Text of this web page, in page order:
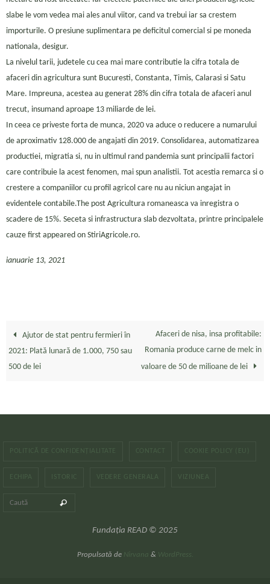
slabe le vom vedea mai ales anul viitor, cand va trebui iar sa crestem
importurile. O presiune suplimentara pe deficitul comercial si pe moneda
nationala, desigur.
La nivelul tarii, judetele cu cea mai mare contributie la cifra totala de
afaceri din agricultura sunt Bucuresti, Constanta, Timis, Calarasi si Satu
Mare. Impreuna, acestea au generat 28% din cifra totala de afaceri anul
trecut, insumand aproape 13 miliarde de lei.
In ceea ce priveste forta de munca, 2020 va aduce o reducere a numarului
de aproximativ 128.000 de angajati din 2019. Consolidarea, automatizarea
productiei, migratia si, nu in ultimul rand pandemia sunt principalii factori
care contribuie la acest fenomen, mai spun analistii. Tot acestia remarca si o
crestere a companiilor cu profil agricol care nu au niciun angajat in
evidentele contabile.The post Agricultura romaneasca va inregistra o
scadere de 15%. Seceta si infrastructura slab dezvoltata, printre principalele
cauze first appeared on StiriAgricole.ro.
ianuarie 13, 2021
Ajutor de stat pentru fermieri în
2021: Plată lunară de 1.000, 750 sau
500 de lei
Afaceri de nisa, insa profitabile:
Romania produce carne de melc in
valoare de 50 de milioane de lei
POLITICĂ DE CONFIDENȚIALITATE CONTACT COOKIE POLICY (EU)
ECHIPA ISTORIC VEDERE GENERALA VIZIUNEA
Caută
Fundația READ © 2025
Propulsată de Nirvana & WordPress.